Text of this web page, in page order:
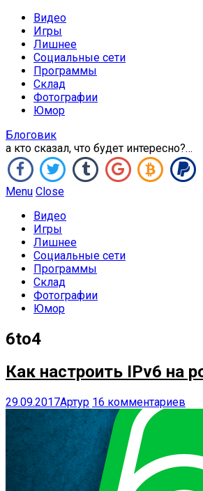
Видео
Игры
Лишнее
Социальные сети
Программы
Склад
Фотографии
Юмор
Блоговик
а кто сказал, что будет интересно?…
Menu Close
Видео
Игры
Лишнее
Социальные сети
Программы
Склад
Фотографии
Юмор
6to4
Как настроить IPv6 на
29.09.2017Артур 16 комментариев